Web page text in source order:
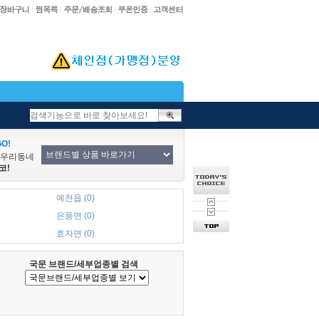
리동네
!
예천읍 (0)
은풍면 (0)
효자면 (0)
국문 브랜드/세부업종별 검색